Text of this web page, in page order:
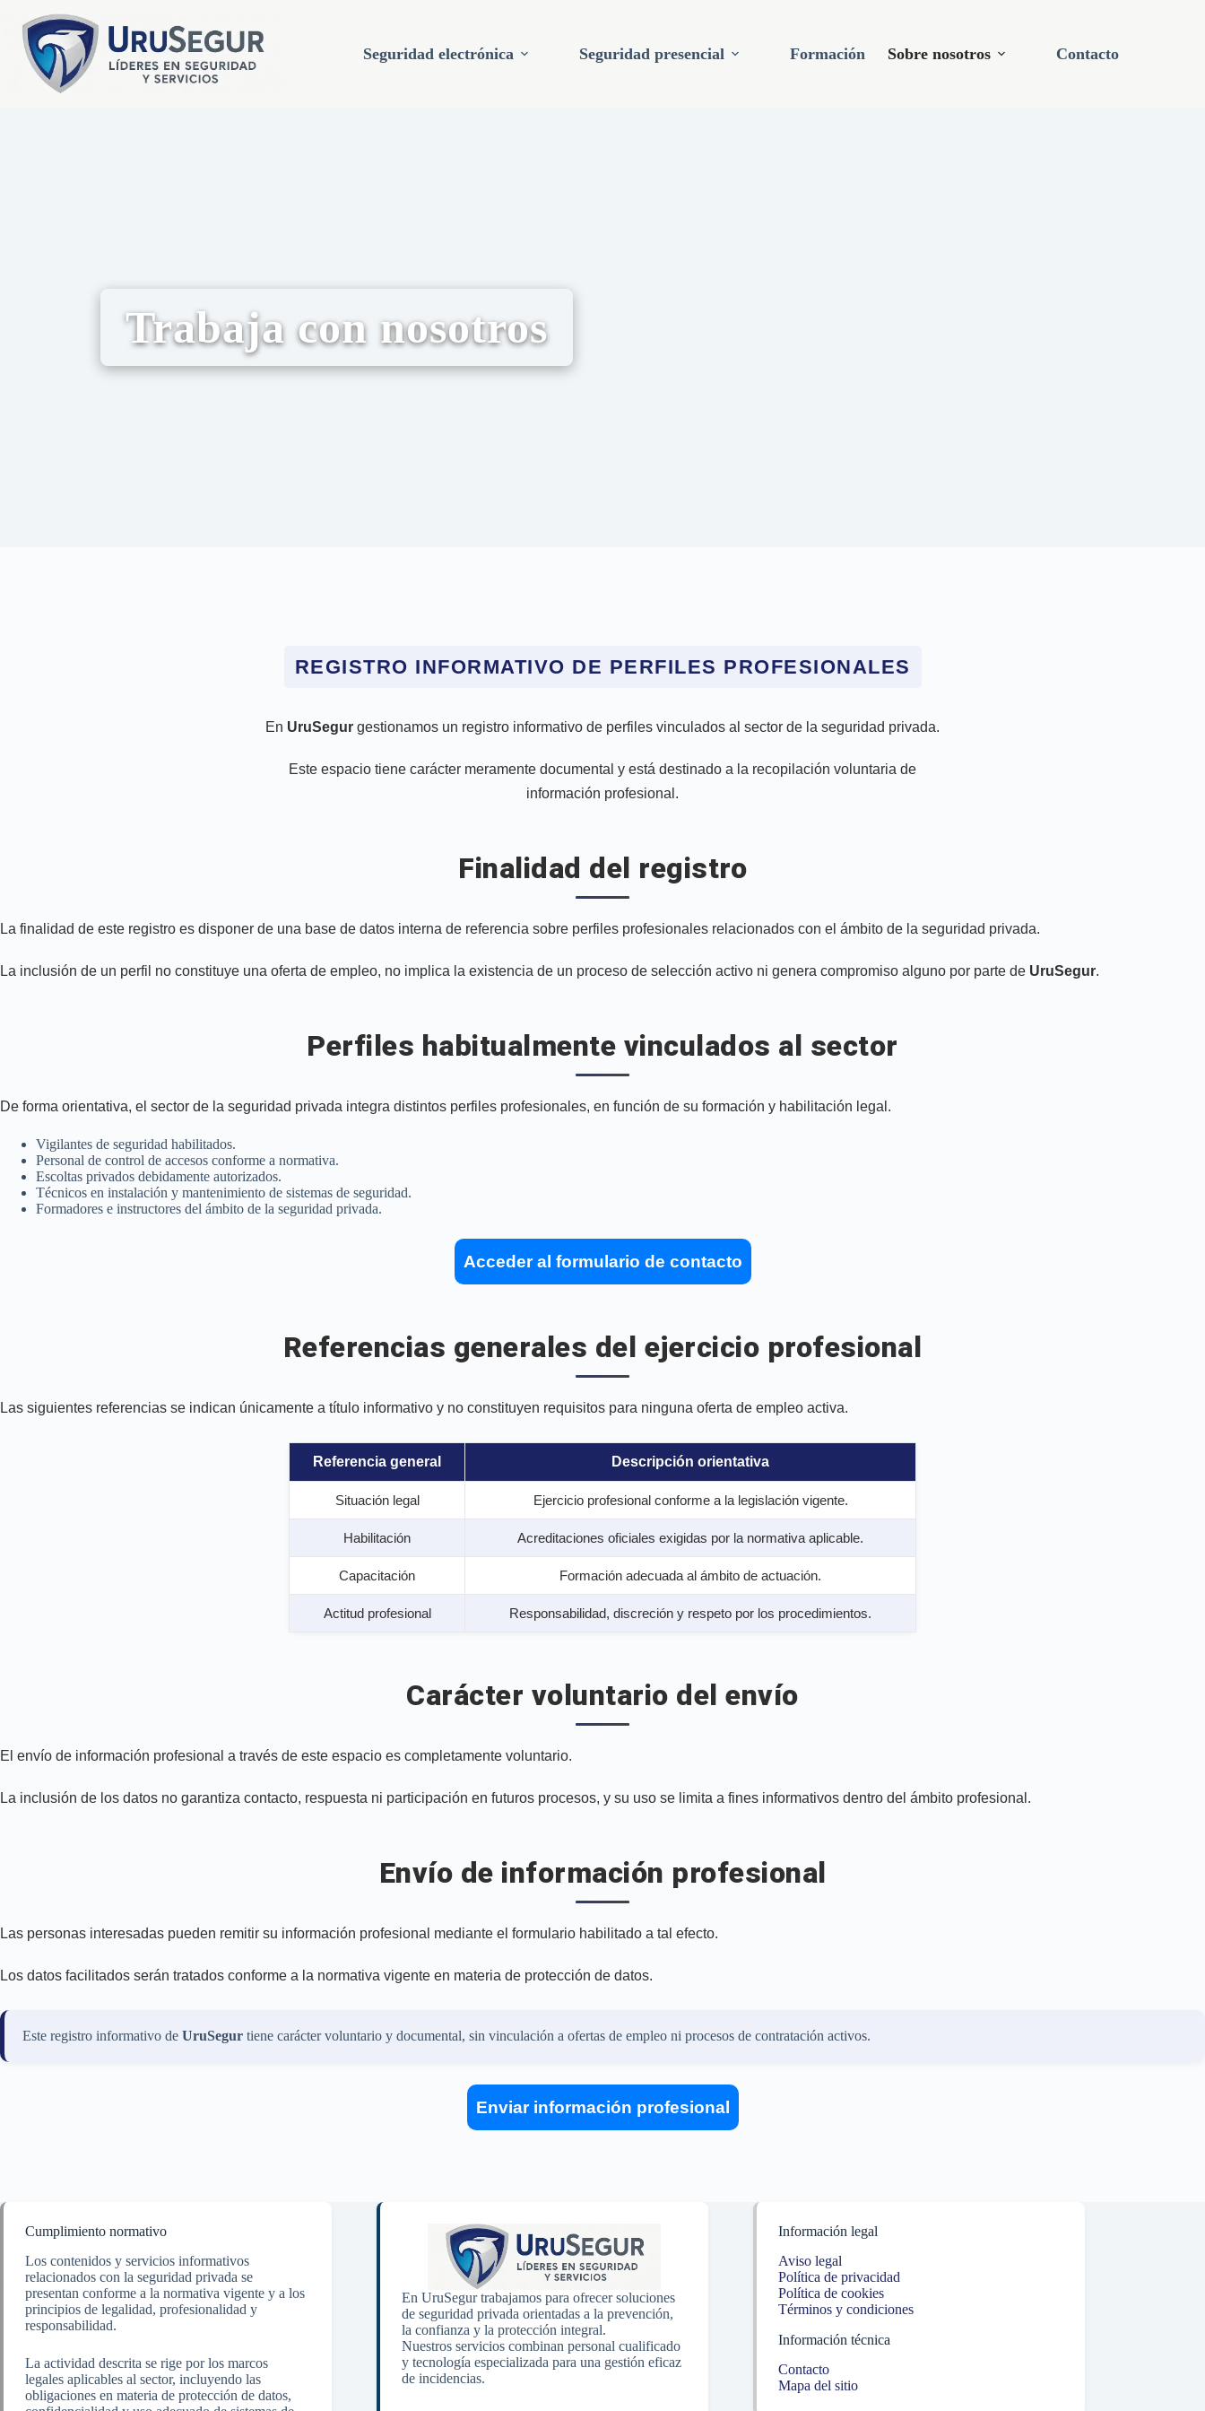
Seguridad electrónica Seguridad presencial Formación Sobre nosotros Contacto
Trabaja con nosotros
REGISTRO INFORMATIVO DE PERFILES PROFESIONALES
En UruSegur gestionamos un registro informativo de perfiles vinculados al sector de la seguridad privada.
Este espacio tiene carácter meramente documental y está destinado a la recopilación voluntaria de
información profesional.
Finalidad del registro
La finalidad de este registro es disponer de una base de datos interna de referencia sobre perfiles profesionales relacionados con el ámbito de la seguridad privada.
La inclusión de un perfil no constituye una oferta de empleo, no implica la existencia de un proceso de selección activo ni genera compromiso alguno por parte de UruSegur.
Perfiles habitualmente vinculados al sector
De forma orientativa, el sector de la seguridad privada integra distintos perfiles profesionales, en función de su formación y habilitación legal.
Vigilantes de seguridad habilitados.
Personal de control de accesos conforme a normativa.
Escoltas privados debidamente autorizados.
Técnicos en instalación y mantenimiento de sistemas de seguridad.
Formadores e instructores del ámbito de la seguridad privada.
Acceder al formulario de contacto
Referencias generales del ejercicio profesional
Las siguientes referencias se indican únicamente a título informativo y no constituyen requisitos para ninguna oferta de empleo activa.
Referencia general Descripción orientativa
Situación legal Ejercicio profesional conforme a la legislación vigente.
Habilitación Acreditaciones oficiales exigidas por la normativa aplicable.
Capacitación Formación adecuada al ámbito de actuación.
Actitud profesional Responsabilidad, discreción y respeto por los procedimientos.
Carácter voluntario del envío
El envío de información profesional a través de este espacio es completamente voluntario.
La inclusión de los datos no garantiza contacto, respuesta ni participación en futuros procesos, y su uso se limita a fines informativos dentro del ámbito profesional.
Envío de información profesional
Las personas interesadas pueden remitir su información profesional mediante el formulario habilitado a tal efecto.
Los datos facilitados serán tratados conforme a la normativa vigente en materia de protección de datos.
Este registro informativo de UruSegur tiene carácter voluntario y documental, sin vinculación a ofertas de empleo ni procesos de contratación activos.
Enviar información profesional
Cumplimiento normativo
Los contenidos y servicios informativos
relacionados con la seguridad privada se
presentan conforme a la normativa vigente y a los
principios de legalidad, profesionalidad y
responsabilidad.
La actividad descrita se rige por los marcos
legales aplicables al sector, incluyendo las
obligaciones en materia de protección de datos,
En UruSegur trabajamos para ofrecer soluciones
de seguridad privada orientadas a la prevención,
la confianza y la protección integral.
Nuestros servicios combinan personal cualificado
y tecnología especializada para una gestión eficaz
de incidencias.
Información legal
Aviso legal
Política de privacidad
Política de cookies
Términos y condiciones
Información técnica
Contacto
Mapa del sitio